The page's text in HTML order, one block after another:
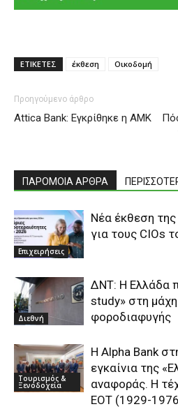
ΕΤΙΚΕΤΕΣ έκθεση Οικοδομή
Προηγούμενο άρθρο
Attica Bank: Εγκρίθηκε η ΑΜΚ
ΠΑΡΟΜΟΙΑ ΑΡΘΡΑ
Επιχειρήσεις
Νέα έκθεση
για τους CIOs
Διεθνή
ΔΝΤ: Η Ελλάδα
study» στη
φοροδιαφυγής
Τουρισμός &
Ξενοδοχεία
Η Alpha Bank
εγκαίνια της
αναφοράς. Η
ΕΟΤ (1929-